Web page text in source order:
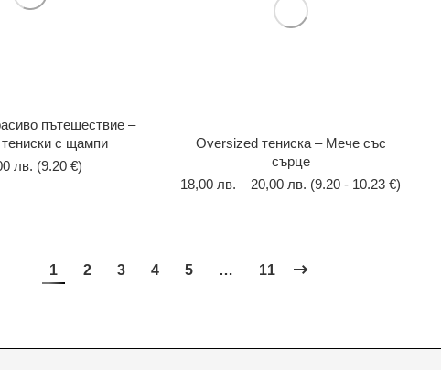
пътешествие –
с щампи
лв. (9.20 €)
Оversized тениска – Мече със
сърце
18,00 лв. –20,00 лв. (9.20 - 10.23 €)
1 2 3 4 5 … 11